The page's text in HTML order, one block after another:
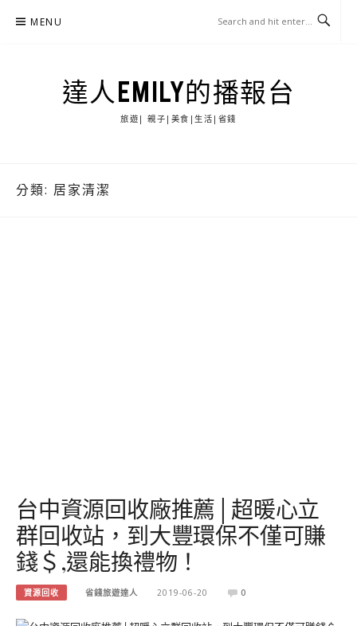
MENU
達人EMILY的播報台
旅遊| 親子|美食|生活|省錢
分類: 居家清潔
台中資源回收廠推薦│超暖心立
群回收站，到大豐環保不僅可賺
錢＄,還能換禮物！
資源回收 省錢旅遊達人 2019-06-20 0